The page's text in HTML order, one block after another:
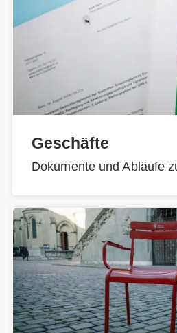
Geschäfte
Dokumente und Abläufe